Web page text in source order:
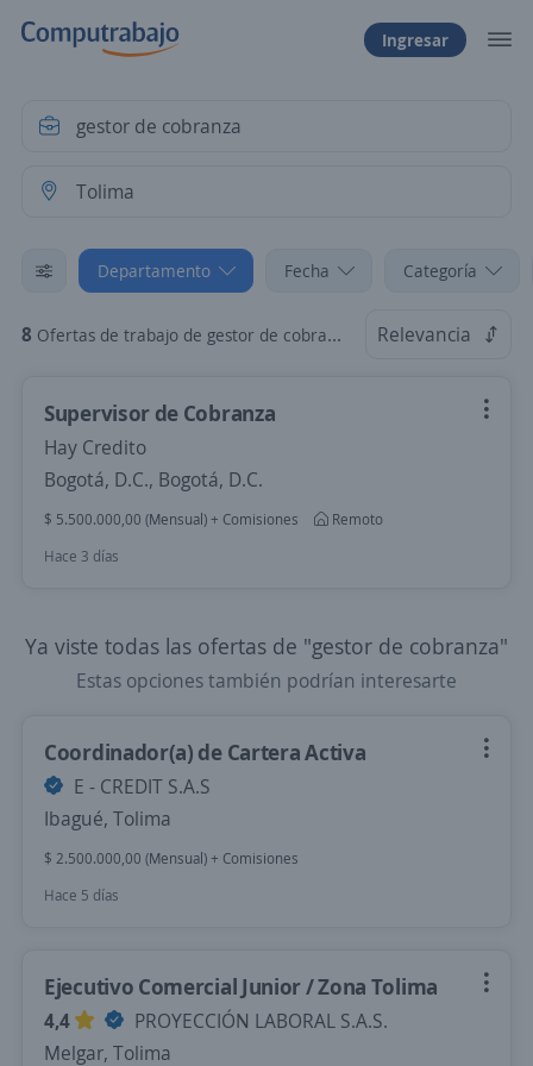
Ingresar
Departamento Fecha Categoría
8 Ofertas de trabajo de gestor de cobranza en Tolima Relevancia
Supervisor de Cobranza
Hay Credito
Bogotá, D.C., Bogotá, D.C.
$ 5.500.000,00 (Mensual) + Comisiones
Remoto
Hace 3 días
Ya viste todas las ofertas de "gestor de cobranza"
Estas opciones también podrían interesarte
Coordinador(a) de Cartera Activa
E - CREDIT S.A.S
Ibagué, Tolima
$ 2.500.000,00 (Mensual) + Comisiones
Hace 5 días
Ejecutivo Comercial Junior / Zona Tolima
4,4
PROYECCIÓN LABORAL S.A.S.
Melgar, Tolima